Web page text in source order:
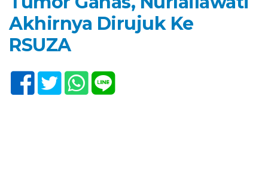
Akhirnya Dirujuk Ke
RSUZA